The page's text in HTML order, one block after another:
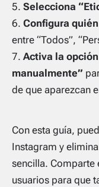
Selecciona
Configura
entre “Todos”,
Activa la
manualmente”
de que aparezcan
Con esta guía,
Instagram y
sencilla. Comparte
usuarios para que